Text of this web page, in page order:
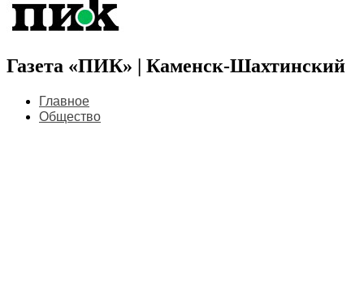
Газета «ПИК» | Каменск-Шахтинский
Главное
Общество